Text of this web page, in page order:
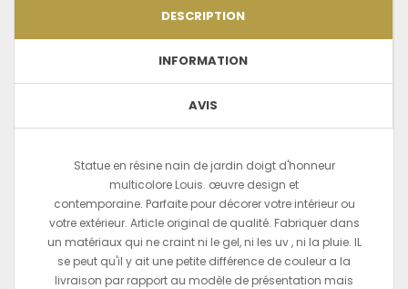
DESCRIPTION
INFORMATION
AVIS
Statue en résine nain de jardin doigt d'honneur
multicolore Louis. œuvre design et
contemporaine. Parfaite pour décorer votre intérieur ou
votre extérieur. Article original de qualité. Fabriquer dans
un matériaux qui ne craint ni le gel, ni les uv , ni la pluie. IL
se peut qu'il y ait une petite différence de couleur a la
livraison par rapport au modèle de présentation mais